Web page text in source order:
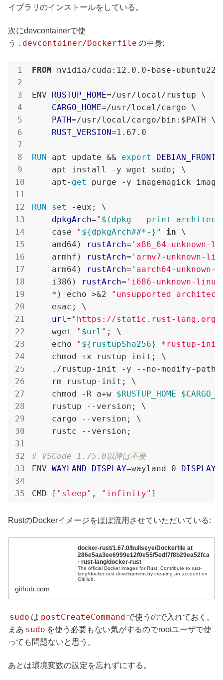
イブラリのインストールをしている。
次にdevcontainerで使
う .devcontainer/Dockerfile の中身:
FROM nvidia/cuda:12.0.0-base-
ENV RUSTUP_HOME=/usr/local/rustup \
CARGO_HOME=/usr/local/cargo \
PATH=/usr/local/cargo/bin:$PATH \
RUST_VERSION=1.67.0
RUN apt update && export
    apt install -y wget sudo; \
    apt-
get purge -y imagemagick
RUN set
-eux; \
dpkgArch=" $(dpkg --print-
    case
" ${dpkgArch##*-} " in \
    amd64)
rustArch= 'x86_64-unknown-
    armhf)
rustArch= 'armv7-unknown-
    arm64)
rustArch= 'aarch64-
    i386)
rustArch= 'i686-unknown-
    *) echo >&2
"unsupported
    esac; \
url="https://static.rust-lang.org/
    wget
" $url " ; \
    echo
" ${rustupSha256}
*rustup-
    chmod +x rustup-init; \
./rustup-init -y --no-modify-
    rm rustup-init; \
    chmod -R a+w
$RUSTUP_HOME
    rustup --version; \
    cargo --version; \
    rustc --version;
# VSCode 1.75.0以降は不要
ENV WAYLAND_DISPLAY=wayland-0 DISPLAY
CMD [ "sleep" , "infinity" ]
RustのDockerイメージをほぼ流用させていただいている:
docker-rust/1.67.0/bullseye/Dockerfile at
286e5aa3ee6999e12f0e55f5edf7f8b29ea52fca
· rust-lang/docker-rust
The official Docker images for Rust. Contribute to rust-
lang/docker-rust development by creating an account on
GitHub.
github.com
sudo は postCreateCommand で使うので入れておく。
まあ sudo を使う必要もない気がするのでrootユーザで使
っても問題ないと思う。
あとは環境変数の設定を忘れずにする。